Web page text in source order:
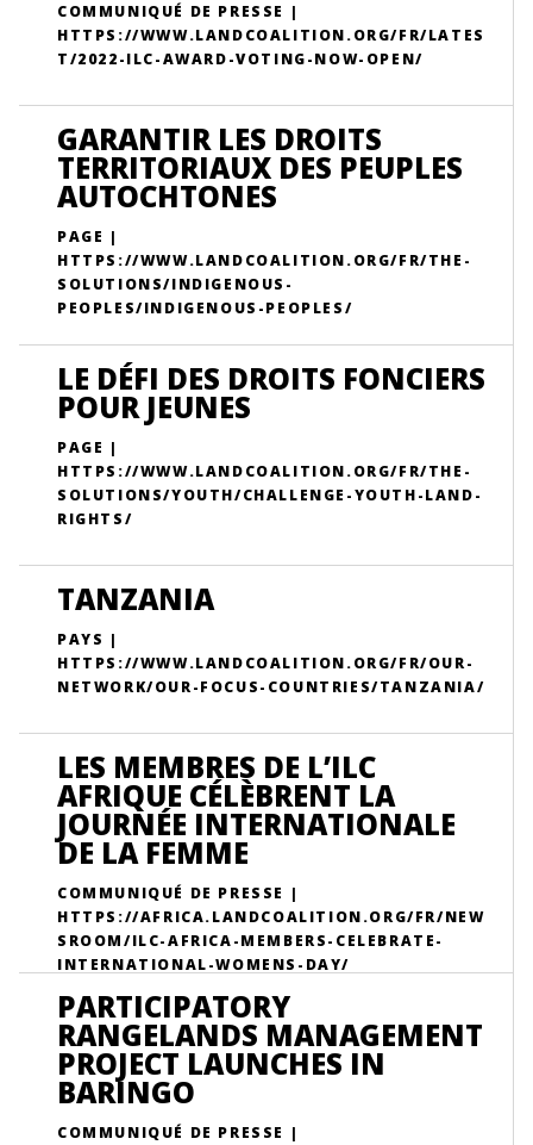
COMMUNIQUÉ DE PRESSE |
HTTPS://WWW.LANDCOALITION.ORG/FR/LATES
T/2022-ILC-AWARD-VOTING-NOW-OPEN/
GARANTIR LES DROITS
TERRITORIAUX DES PEUPLES
AUTOCHTONES
PAGE |
HTTPS://WWW.LANDCOALITION.ORG/FR/THE-
SOLUTIONS/INDIGENOUS-
PEOPLES/INDIGENOUS-PEOPLES/
LE DÉFI DES DROITS FONCIERS
POUR JEUNES
PAGE |
HTTPS://WWW.LANDCOALITION.ORG/FR/THE-
SOLUTIONS/YOUTH/CHALLENGE-YOUTH-LAND-
RIGHTS/
TANZANIA
PAYS |
HTTPS://WWW.LANDCOALITION.ORG/FR/OUR-
NETWORK/OUR-FOCUS-COUNTRIES/TANZANIA/
LES MEMBRES DE L’ILC
AFRIQUE CÉLÈBRENT LA
JOURNÉE INTERNATIONALE
DE LA FEMME
COMMUNIQUÉ DE PRESSE |
HTTPS://AFRICA.LANDCOALITION.ORG/FR/NEW
SROOM/ILC-AFRICA-MEMBERS-CELEBRATE-
INTERNATIONAL-WOMENS-DAY/
PARTICIPATORY
RANGELANDS MANAGEMENT
PROJECT LAUNCHES IN
BARINGO
COMMUNIQUÉ DE PRESSE |